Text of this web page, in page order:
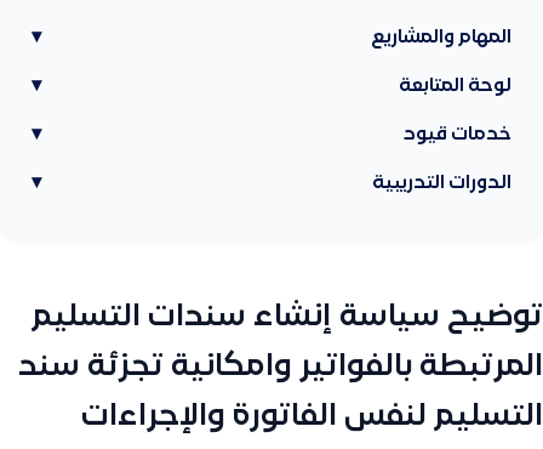
المهام والمشاريع ▾
لوحة المتابعة ▾
خدمات قيود ▾
الدورات التدريبية ▾
توضيح سياسة إنشاء سندات التسليم
المرتبطة بالفواتير وامكانية تجزئة سند
التسليم لنفس الفاتورة والإجراءات